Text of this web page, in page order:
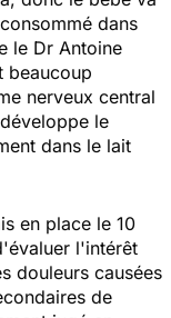
dans
le Dr Antoine
beaucoup
nerveux central
le
dans le lait
en place le 10
l'intérêt
douleurs causées
de